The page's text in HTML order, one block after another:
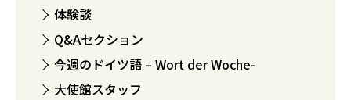
体験談
Q&Aセクション
今週のドイツ語 – Wort der Woche-
大使館スタッフ